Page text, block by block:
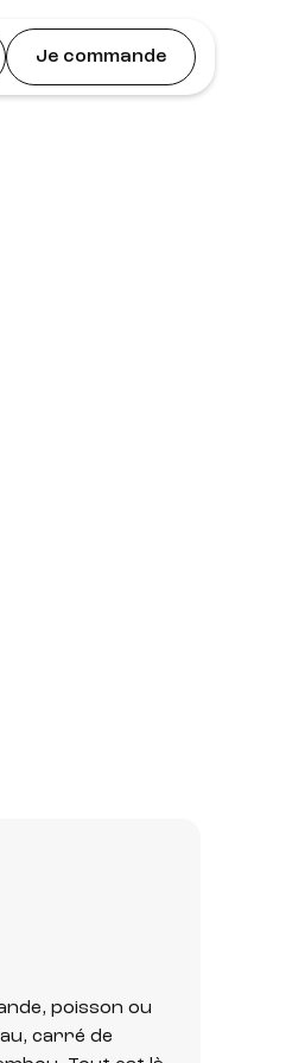
Je commande
poisson ou
carré de